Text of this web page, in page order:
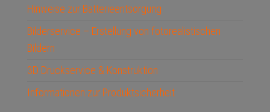
Hinweise zur Batterieentsorgung
Bilderservice – Erstellung von fotorealistischen
Bildern
3D Druckservice & Konstruktion
Informationen zur Produktsicherheit